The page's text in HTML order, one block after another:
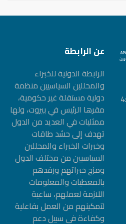
عن الرابطة
الرابطة الدولیة للخبراء
والمحللین السیاسیین منظمة
دولیة مستقلة غیر حكومیة،
مقرها الرئيس في بيروت، ولها
ممثليات في العديد من الدول
تهدف إلى حشد طاقات
وخبرات الخبراء والمحللين
السياسيين من مختلف الدول
ومزج خبراتهم ورفدهم
بالمعطيات والمعلومات
اللازمة لعملهم، ساعية
لتمكينهم من العمل بفاعلية
وكفاءة في سبيل دعم